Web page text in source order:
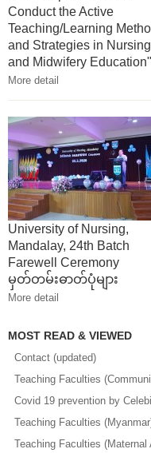
Conduct the Active
Teaching/Learning
and Strategies in Nursing
and Midwifery Education"
More detail
University of Nursing,
Mandalay, 24th Batch
Farewell Ceremony
မှတ်တမ်းဓာတ်ပုံများ
More detail
MOST READ & VIEWED
Contact (updated)
Teaching Faculties
Covid 19 prevention by
Teaching Faculties
Teaching Faculties